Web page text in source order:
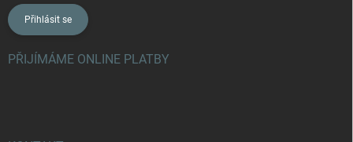
Přihlásit se
PŘIJÍMÁME ONLINE PLATBY